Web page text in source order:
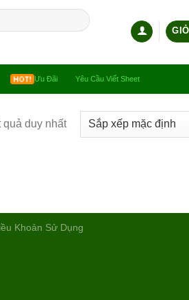
Ưu Đãi Yêu Cầu Viết Sheet
quả duy nhất
Khoản Sử Dụng